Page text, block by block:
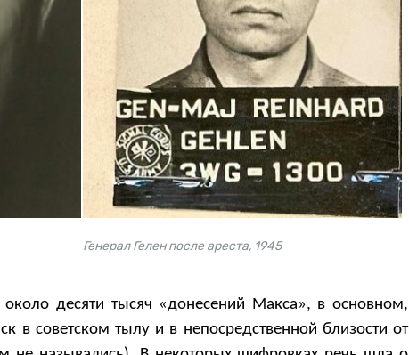
Генерал Гелен после ареста, 1945
десяти тысяч «донесений Макса», в основном,
в советском тылу и в непосредственной близости от